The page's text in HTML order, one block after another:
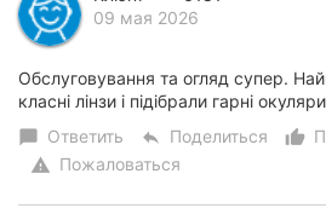
09 мая 2026
Обслуговування та огляд супер.
класні лінзи і підібрали гарні
chat_bubble Ответить reply Поделиться
warning Пожаловаться